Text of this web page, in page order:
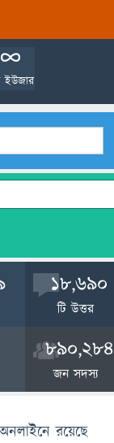
ইউজার
18,690
টি উত্তর
890,284
জন সদস্য
রয়েছে